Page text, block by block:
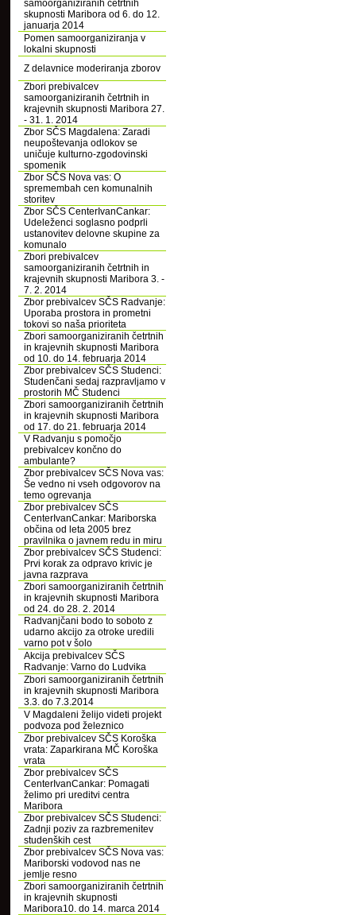
samoorganiziranih četrtnih
skupnosti Maribora od 6. do 12.
januarja 2014
Pomen samoorganiziranja v
lokalni skupnosti
Z delavnice moderiranja zborov
Zbori prebivalcev
samoorganiziranih četrtnih in
krajevnih skupnosti Maribora 27.
- 31. 1. 2014
Zbor SČS Magdalena: Zaradi
neupoštevanja odlokov se
uničuje kulturno-zgodovinski
spomenik
Zbor SČS Nova vas: O
spremembah cen komunalnih
storitev
Zbor SČS CenterIvanCankar:
Udeleženci soglasno podprli
ustanovitev delovne skupine za
komunalo
Zbori prebivalcev
samoorganiziranih četrtnih in
krajevnih skupnosti Maribora 3. -
7. 2. 2014
Zbor prebivalcev SČS Radvanje:
Uporaba prostora in prometni
tokovi so naša prioriteta
Zbori samoorganiziranih četrtnih
in krajevnih skupnosti Maribora
od 10. do 14. februarja 2014
Zbor prebivalcev SČS Studenci:
Studenčani sedaj razpravljamo v
prostorih MČ Studenci
Zbori samoorganiziranih četrtnih
in krajevnih skupnosti Maribora
od 17. do 21. februarja 2014
V Radvanju s pomočjo
prebivalcev končno do
ambulante?
Zbor prebivalcev SČS Nova vas:
Še vedno ni vseh odgovorov na
temo ogrevanja
Zbor prebivalcev SČS
CenterIvanCankar: Mariborska
občina od leta 2005 brez
pravilnika o javnem redu in miru
Zbor prebivalcev SČS Studenci:
Prvi korak za odpravo krivic je
javna razprava
Zbori samoorganiziranih četrtnih
in krajevnih skupnosti Maribora
od 24. do 28. 2. 2014
Radvanjčani bodo to soboto z
udarno akcijo za otroke uredili
varno pot v šolo
Akcija prebivalcev SČS
Radvanje: Varno do Ludvika
Zbori samoorganiziranih četrtnih
in krajevnih skupnosti Maribora
3.3. do 7.3.2014
V Magdaleni želijo videti projekt
podvoza pod železnico
Zbor prebivalcev SČS Koroška
vrata: Zaparkirana MČ Koroška
vrata
Zbor prebivalcev SČS
CenterIvanCankar: Pomagati
želimo pri ureditvi centra
Maribora
Zbor prebivalcev SČS Studenci:
Zadnji poziv za razbremenitev
studenških cest
Zbor prebivalcev SČS Nova vas:
Mariborski vodovod nas ne
jemlje resno
Zbori samoorganiziranih četrtnih
in krajevnih skupnosti
Maribora10. do 14. marca 2014